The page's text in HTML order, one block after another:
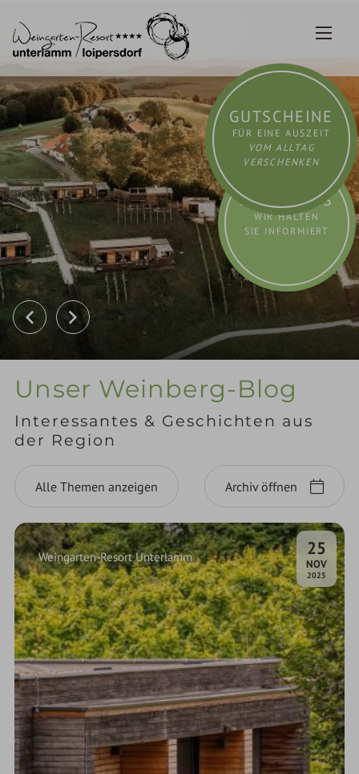
Inhalt
springen
GUTSCHEINE
FÜR EINE AUSZEIT
VOM ALLTAG
VERSCHENKEN
AKTUELLES
WIR HALTEN
SIE INFORMIERT
Unser Weinberg-Blog
Interessantes & Geschichten aus
der Region
Alle Themen anzeigen Archiv öffnen
25
NOV.
2025
Weingarten-Resort Unterlamm